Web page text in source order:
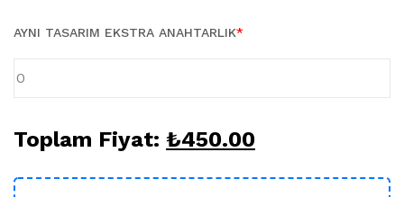
KUPA BARDAK (5)
Öğretmenler Günü (5)
AYNI TASARIM EKSTRA ANAHTARLIK*
Toplam Fiyat: ₺450.00